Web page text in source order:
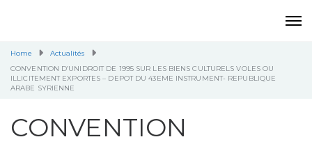
Home
Actualités
CONVENTION D’UNIDROIT DE 1995 SUR LES BIENS CULTURELS VOLES OU
ILLICITEMENT EXPORTES – DEPOT DU 43EME INSTRUMENT- REPUBLIQUE
ARABE SYRIENNE
CONVENTION